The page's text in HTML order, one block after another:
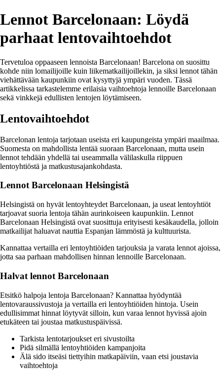
Lennot Barcelonaan: Löydä
parhaat lentovaihtoehdot
Tervetuloa oppaaseen lennoista Barcelonaan! Barcelona on suosittu
kohde niin lomailijoille kuin liikematkailijoillekin, ja siksi lennot tähän
viehättävään kaupunkiin ovat kysyttyjä ympäri vuoden. Tässä
artikkelissa tarkastelemme erilaisia vaihtoehtoja lennoille Barcelonaan
sekä vinkkejä edullisten lentojen löytämiseen.
Lentovaihtoehdot
Barcelonan lentoja tarjotaan useista eri kaupungeista ympäri maailmaa.
Suomesta on mahdollista lentää suoraan Barcelonaan, mutta usein
lennot tehdään yhdellä tai useammalla välilaskulla riippuen
lentoyhtiöstä ja matkustusajankohdasta.
Lennot Barcelonaan Helsingistä
Helsingistä on hyvät lentoyhteydet Barcelonaan, ja useat lentoyhtiöt
tarjoavat suoria lentoja tähän aurinkoiseen kaupunkiin. Lennot
Barcelonaan Helsingistä ovat suosittuja erityisesti kesäkaudella, jolloin
matkailijat haluavat nauttia Espanjan lämmöstä ja kulttuurista.
Kannattaa vertailla eri lentoyhtiöiden tarjouksia ja varata lennot ajoissa,
jotta saa parhaan mahdollisen hinnan lennoille Barcelonaan.
Halvat lennot Barcelonaan
Etsitkö halpoja lentoja Barcelonaan? Kannattaa hyödyntää
lentovaraussivustoja ja vertailla eri lentoyhtiöiden hintoja. Usein
edullisimmat hinnat löytyvät silloin, kun varaa lennot hyvissä ajoin
etukäteen tai joustaa matkustuspäivissä.
Tarkista lentotarjoukset eri sivustoilta
Pidä silmällä lentoyhtiöiden kampanjoita
Älä sido itseäsi tiettyihin matkapäiviin, vaan etsi joustavia
vaihtoehtoja